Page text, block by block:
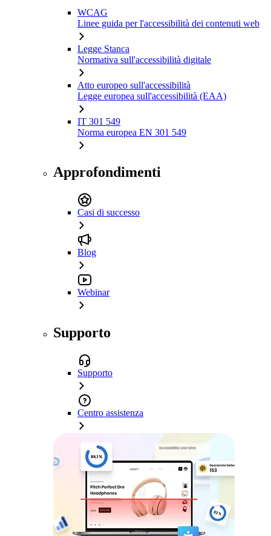
WCAG
Linee guida per l'accessibilità dei contenuti web
Legge Stanca
Normativa sull'accessibilità digitale
Atto europeo sull'accessibilità
Legge europea sull'accessibilità (EAA)
IT 301 549
Norma europea EN 301 549
Approfondimenti
Casi di successo
Blog
Webinar
Supporto
Supporto
Centro assistenza